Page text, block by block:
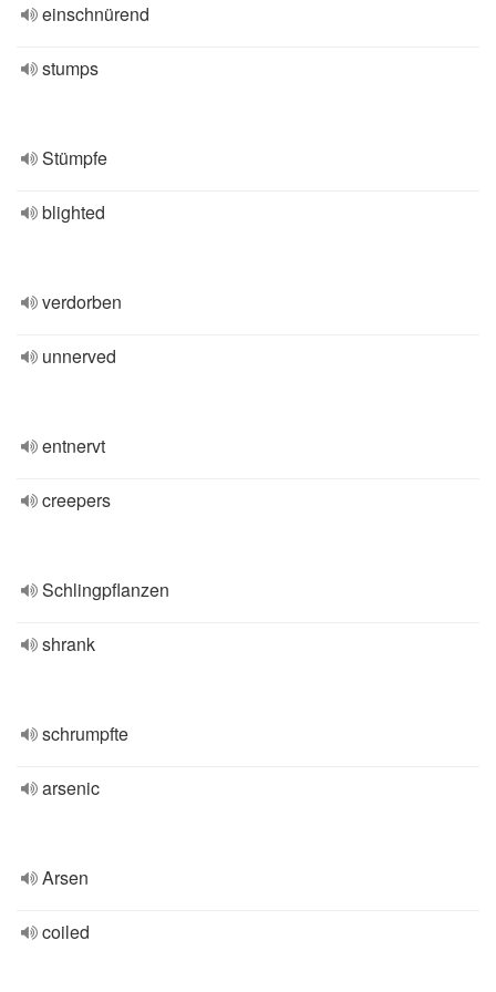
einschnürend
stumps
Stümpfe
blighted
verdorben
unnerved
entnervt
creepers
Schlingpflanzen
shrank
schrumpfte
arsenic
Arsen
coiled